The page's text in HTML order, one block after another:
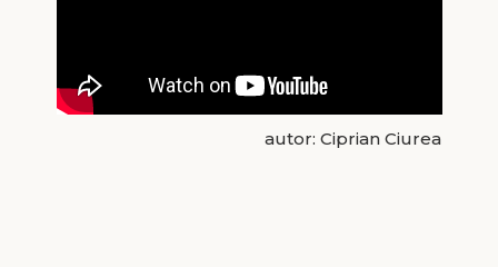
autor: Ciprian Ciurea